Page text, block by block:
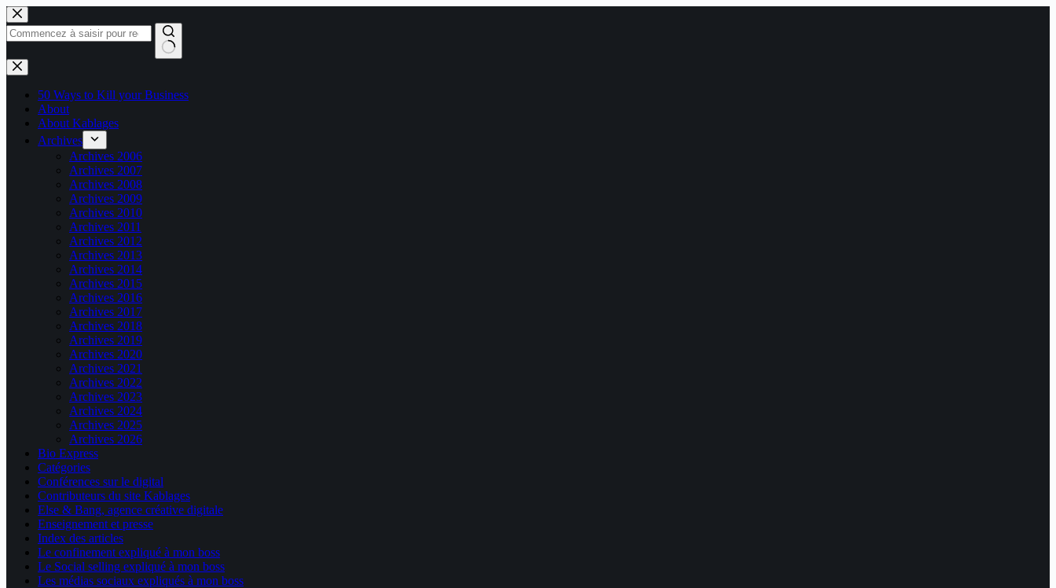
Passer
au
contenu
Aucun
résultat
50 Ways to Kill your Business
About
About Kablages
Archives
Archives 2006
Archives 2007
Archives 2008
Archives 2009
Archives 2010
Archives 2011
Archives 2012
Archives 2013
Archives 2014
Archives 2015
Archives 2016
Archives 2017
Archives 2018
Archives 2019
Archives 2020
Archives 2021
Archives 2022
Archives 2023
Archives 2024
Archives 2025
Archives 2026
Bio Express
Catégories
Conférences sur le digital
Contributeurs du site Kablages
Else & Bang, agence créative digitale
Enseignement et presse
Index des articles
Le confinement expliqué à mon boss
Le Social selling expliqué à mon boss
Les médias sociaux expliqués à mon boss